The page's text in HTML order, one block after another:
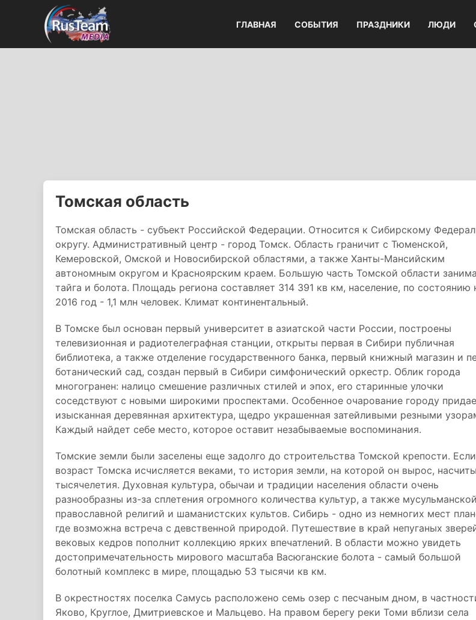
ГЛАВНАЯ СОБЫТИЯ ПРАЗДНИКИ ЛЮДИ
Томская область
Томская область - субъект Российской Федерации. Относится к Сибирскому
округу. Административный центр - город Томск. Область граничит с Тюменской,
Кемеровской, Омской и Новосибирской областями, а также Ханты-Мансийским
автономным округом и Красноярским краем. Большую часть Томской области
тайга и болота. Площадь региона составляет 314 391 кв км, население, по состоянию
2016 год - 1,1 млн человек. Климат континентальный.
В Томске был основан первый университет в азиатской части России, построены
телевизионная и радиотелеграфная станции, открыты первая в Сибири публичная
библиотека, а также отделение государственного банка, первый книжный магазин и
ботанический сад, создан первый в Сибири симфонический оркестр. Облик города
многогранен: налицо смешение различных стилей и эпох, его старинные улочки
соседствуют с новыми широкими проспектами. Особенное очарование городу
изысканная деревянная архитектура, щедро украшенная затейливыми резными
Каждый найдет себе место, которое оставит незабываемые воспоминания.
Томские земли были заселены еще задолго до строительства Томской крепости. Если
возраст Томска исчисляется веками, то история земли, на которой он вырос,
тысячелетия. Духовная культура, обычаи и традиции населения области очень
разнообразны из-за сплетения огромного количества культур, а также
православной религий и шаманистских культов. Сибирь - одно из немногих мест
где возможна встреча с девственной природой. Путешествие в край непуганых
вековых кедров пополнит коллекцию ярких впечатлений. В области можно увидеть
достопримечательность мирового масштаба Васюганские болота - самый большой
болотный комплекс в мире, площадью 53 тысячи кв км.
В окрестностях поселка Самусь расположено семь озер с песчаным дном, в
Яково, Круглое, Дмитриевское и Мальцево. На правом берегу реки Томи вблизи села